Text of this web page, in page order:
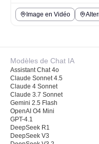
Image en Vidéo
Modèles de Chat IA
Assistant Chat 4o
Claude Sonnet 4.5
Claude 4 Sonnet
Claude 3.7 Sonnet
Gemini 2.5 Flash
OpenAI O4 Mini
GPT-4.1
DeepSeek R1
DeepSeek V3